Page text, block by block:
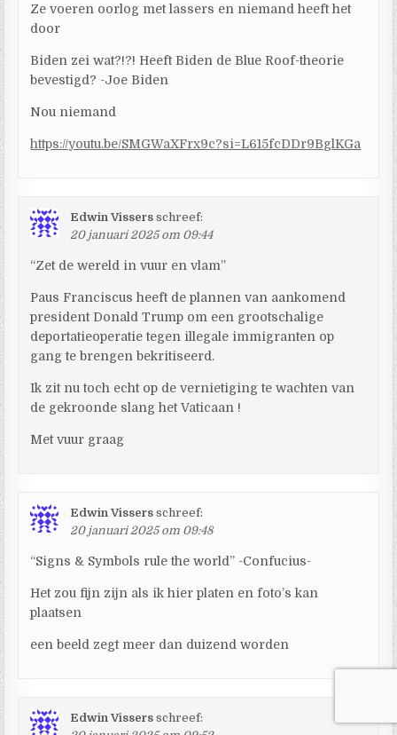
Ze voeren oorlog met lassers en niemand heeft het
door
Biden zei wat?!?! Heeft Biden de Blue Roof-theorie
bevestigd? -Joe Biden
Nou niemand
https://youtu.be/SMGWaXFrx9c?si=L615fcDDr9BglKGa
Edwin Vissers schreef:
20 januari 2025 om 09:44
“Zet de wereld in vuur en vlam”
Paus Franciscus heeft de plannen van aankomend
president Donald Trump om een grootschalige
deportatieoperatie tegen illegale immigranten op
gang te brengen bekritiseerd.
Ik zit nu toch echt op de vernietiging te wachten van
de gekroonde slang het Vaticaan !
Met vuur graag
Edwin Vissers schreef:
20 januari 2025 om 09:48
“Signs & Symbols rule the world” -Confucius-
Het zou fijn zijn als ik hier platen en foto’s kan
plaatsen
een beeld zegt meer dan duizend worden
Edwin Vissers schreef: